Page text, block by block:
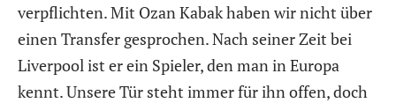
verpflichten. Mit Ozan Kabak haben wir nicht über
einen Transfer gesprochen. Nach seiner Zeit bei
Liverpool ist er ein Spieler, den man in Europa
kennt. Unsere Tür steht immer für ihn offen, doch